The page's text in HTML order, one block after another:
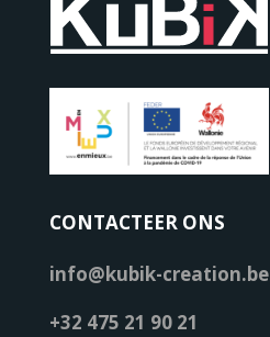
CONTACTEER ONS
info@kubik-creation.be
+32 475 21 90 21